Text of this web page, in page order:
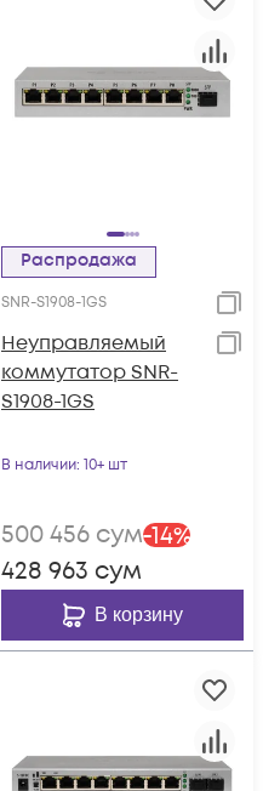
Распродажа
SNR-S1908-1GS
Неуправляемый
коммутатор SNR-
S1908-1GS
В наличии: 10+ шт
500 456 сум-14%
428 963 сум
В корзину